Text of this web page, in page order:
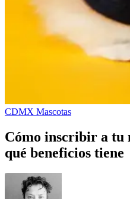
CDMX Mascotas
Cómo inscribir a tu
qué beneficios tiene